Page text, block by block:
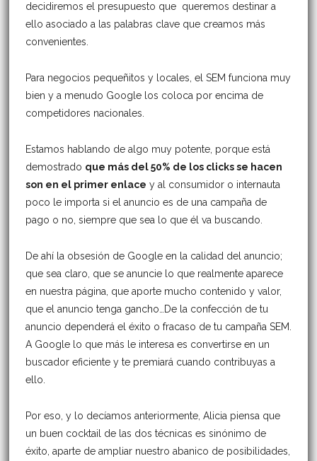
decidiremos el presupuesto que queremos destinar a
ello asociado a las palabras clave que creamos más
convenientes.
Para negocios pequeñitos y locales, el SEM funciona muy
bien y a menudo Google los coloca por encima de
competidores nacionales.
Estamos hablando de algo muy potente, porque está
demostrado que más del 50% de los clicks se hacen
son en el primer enlace y al consumidor o internauta
poco le importa si el anuncio es de una campaña de
pago o no, siempre que sea lo que él va buscando.
De ahí la obsesión de Google en la calidad del anuncio;
que sea claro, que se anuncie lo que realmente aparece
en nuestra página, que aporte mucho contenido y valor,
que el anuncio tenga gancho…De la confección de tu
anuncio dependerá el éxito o fracaso de tu campaña SEM.
A Google lo que más le interesa es convertirse en un
buscador eficiente y te premiará cuando contribuyas a
ello.
Por eso, y lo decíamos anteriormente, Alicia piensa que
un buen cocktail de las dos técnicas es sinónimo de
éxito, aparte de ampliar nuestro abanico de posibilidades,